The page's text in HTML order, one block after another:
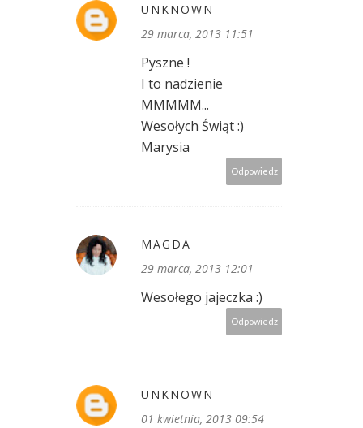
UNKNOWN
29 marca, 2013 11:51
Pyszne !
I to nadzienie
MMMMM...
Wesołych Świąt :)
Marysia
Odpowiedz
MAGDA
29 marca, 2013 12:01
Wesołego jajeczka :)
Odpowiedz
UNKNOWN
01 kwietnia, 2013 09:54